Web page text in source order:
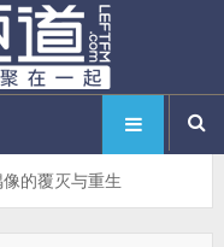
的覆灭与重生